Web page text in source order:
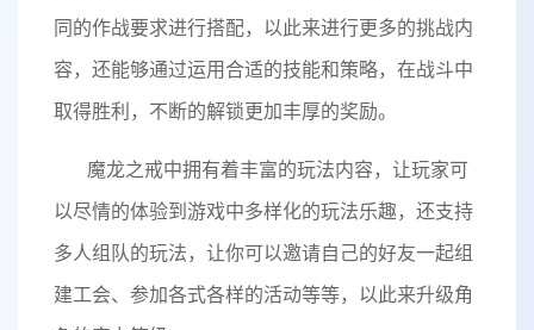
同的作战要求进行搭配，以此来进行更多的挑战内
容，还能够通过运用合适的技能和策略，在战斗中
取得胜利，不断的解锁更加丰厚的奖励。
魔龙之戒中拥有着丰富的玩法内容，让玩家可
以尽情的体验到游戏中多样化的玩法乐趣，还支持
多人组队的玩法，让你可以邀请自己的好友一起组
建工会、参加各式各样的活动等等，以此来升级角